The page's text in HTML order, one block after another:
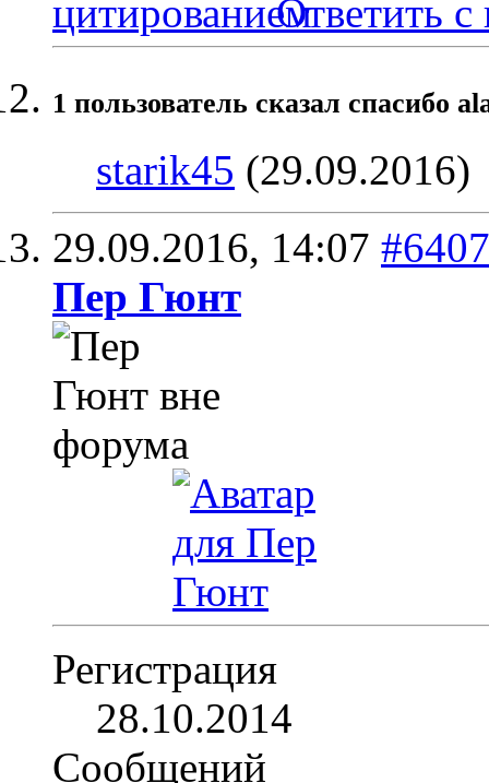
Ответить с
1 пользователь сказал cпасибо
starik45 (29.09.2016)
29.09.2016, 14:07 #6407
Пер Гюнт
Регистрация
28.10.2014
Сообщений